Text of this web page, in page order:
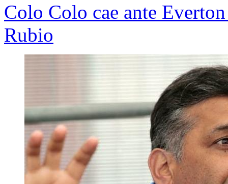
Colo Colo cae ante
Rubio